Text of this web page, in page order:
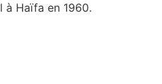
à Haïfa en 1960.